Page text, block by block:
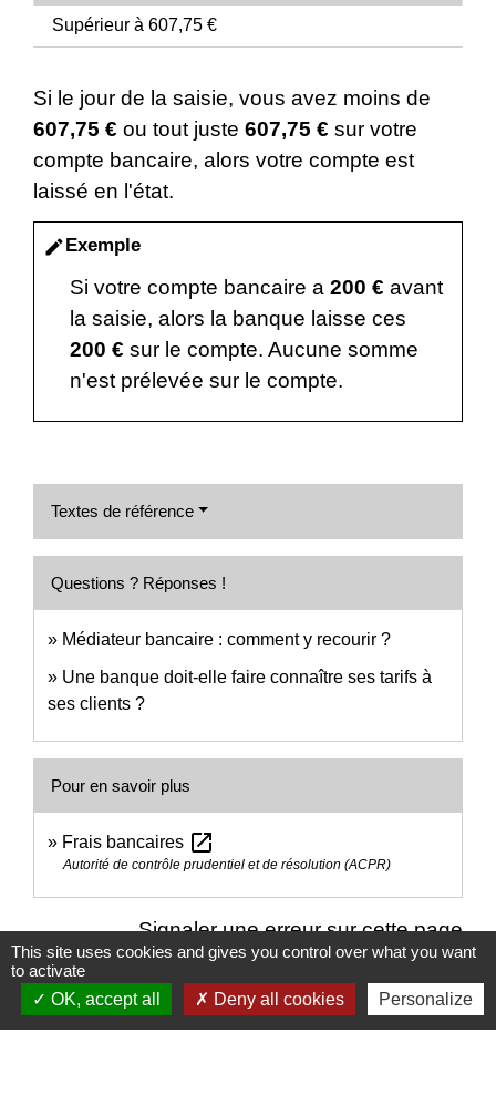
Supérieur à 607,75 €
Si le jour de la saisie, vous avez moins de
607,75 € ou tout juste 607,75 € sur votre
compte bancaire, alors votre compte est
laissé en l'état.
edit Exemple
Si votre compte bancaire a 200 € avant
la saisie, alors la banque laisse ces
200 € sur le compte. Aucune somme
n'est prélevée sur le compte.
Textes de référence
Questions ? Réponses !
Médiateur bancaire : comment y recourir ?
Une banque doit-elle faire connaître ses tarifs à
ses clients ?
Pour en savoir plus
Frais bancaires open_in_new
Autorité de contrôle prudentiel et de résolution (ACPR)
Signaler une erreur sur cette page
This site uses cookies and gives you control over what you want
to activate
OK, accept all
Deny all cookies Personalize